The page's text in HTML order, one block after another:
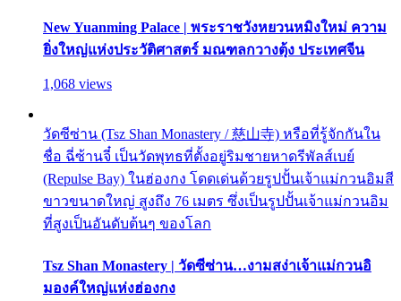
New Yuanming Palace | พระราชวังหยวนหมิงใหม่ ความ
ยิ่งใหญ่แห่งประวัติศาสตร์ มณฑลกวางตุ้ง ประเทศจีน
1,068 views
วัดซีซ่าน (Tsz Shan Monastery / 慈山寺) หรือที่รู้จักกันใน
ชื่อ ฉี่ซ้านจี๋ เป็นวัดพุทธที่ตั้งอยู่ริมชายหาดรีพัลส์เบย์
(Repulse Bay) ในฮ่องกง โดดเด่นด้วยรูปปั้นเจ้าแม่กวนอิมสี
ขาวขนาดใหญ่ สูงถึง 76 เมตร ซึ่งเป็นรูปปั้นเจ้าแม่กวนอิม
ที่สูงเป็นอันดับต้นๆ ของโลก
Tsz Shan Monastery | วัดซีซ่าน…งามสง่าเจ้าแม่กวนอิ
มองค์ใหญ่แห่งฮ่องกง